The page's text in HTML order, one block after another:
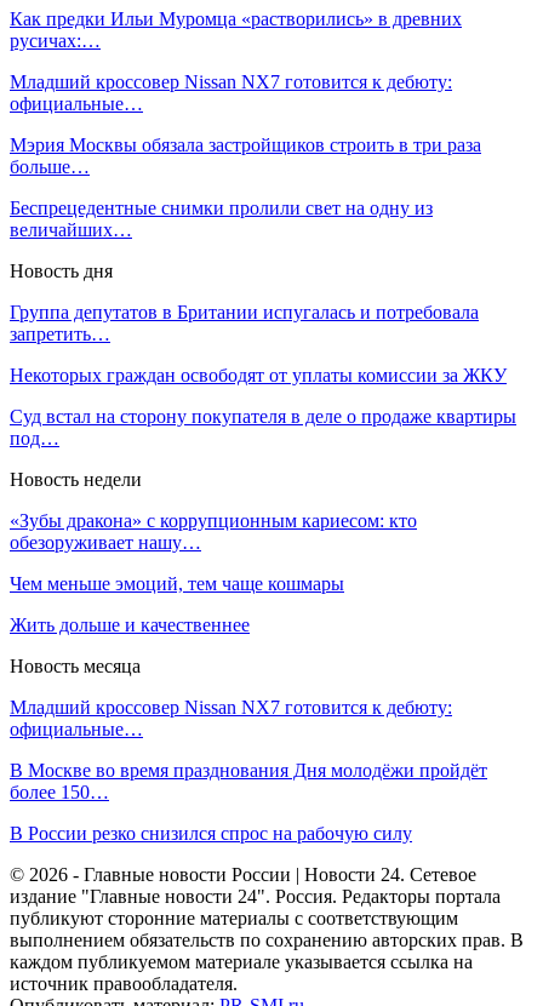
Как предки Ильи Муромца «растворились» в древних
русичах:…
Младший кроссовер Nissan NX7 готовится к дебюту:
официальные…
Мэрия Москвы обязала застройщиков строить в три раза
больше…
Беспрецедентные снимки пролили свет на одну из
величайших…
Новость дня
Группа депутатов в Британии испугалась и потребовала
запретить…
Некоторых граждан освободят от уплаты комиссии за ЖКУ
Суд встал на сторону покупателя в деле о продаже квартиры
под…
Новость недели
«Зубы дракона» с коррупционным кариесом: кто
обезоруживает нашу…
Чем меньше эмоций, тем чаще кошмары
Жить дольше и качественнее
Новость месяца
Младший кроссовер Nissan NX7 готовится к дебюту:
официальные…
В Москве во время празднования Дня молодёжи пройдёт
более 150…
В России резко снизился спрос на рабочую силу
© 2026 - Главные новости России | Новости 24. Сетевое
издание "Главные новости 24". Россия. Редакторы портала
публикуют сторонние материалы с соответствующим
выполнением обязательств по сохранению авторских прав. В
каждом публикуемом материале указывается ссылка на
источник правообладателя.